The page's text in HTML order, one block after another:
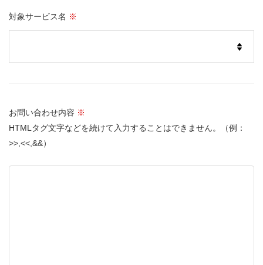
対象サービス名 ※
お問い合わせ内容 ※
HTMLタグ文字などを続けて入力することはできません。（例：
>>,<<,&&）